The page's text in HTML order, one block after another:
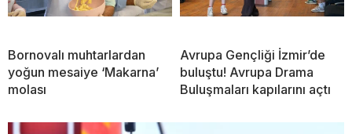
Bornovalı muhtarlardan
yoğun mesaiye ‘Makarna’
molası
Avrupa Gençliği İzmir’de
buluştu! Avrupa Drama
Buluşmaları kapılarını açtı